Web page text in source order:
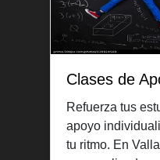
Clases de
Refuerza tus
apoyo
tu ritmo. En